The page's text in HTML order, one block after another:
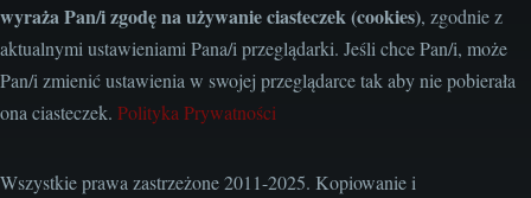
wyraża Pan/i zgodę na używanie ciasteczek (cookies), zgodnie z
aktualnymi ustawieniami Pana/i przeglądarki. Jeśli chce Pan/i, może
Pan/i zmienić ustawienia w swojej przeglądarce tak aby nie pobierała
ona ciasteczek. Polityka Prywatności
Wszystkie prawa zastrzeżone 2011-2025. Kopiowanie i